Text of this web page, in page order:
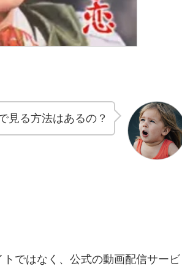
見る方法はあるの？
ではなく、公式の動画配信サービ